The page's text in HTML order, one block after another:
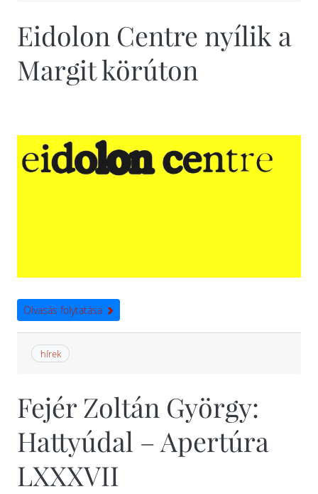
Eidolon Centre nyílik a
Margit körúton
Olvasás folytatása
hírek
Fejér Zoltán György:
Hattyúdal – Apertúra
LXXXVII